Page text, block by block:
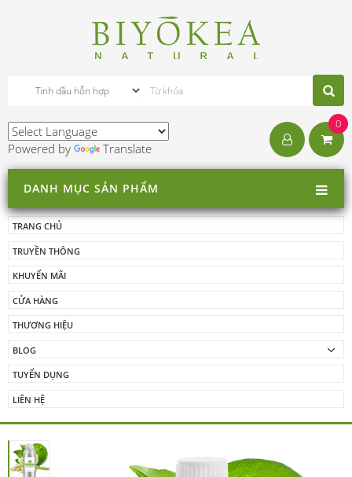
Powered by Translate
0
DANH MỤC SẢN PHẨM
TRANG CHỦ
TRUYỀN THÔNG
KHUYẾN MÃI
CỬA HÀNG
THƯƠNG HIỆU
BLOG
TUYỂN DỤNG
LIÊN HỆ